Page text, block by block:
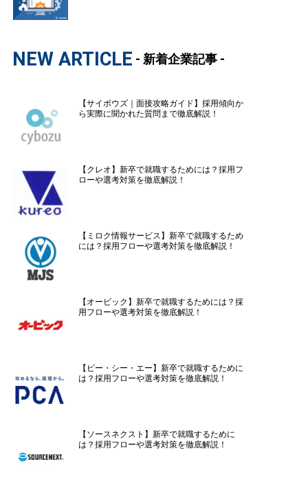
NEW ARTICLE - 新着企業記事 -
【サイボウズ｜面接攻略ガイド】採用傾向か
ら実際に聞かれた質問まで徹底解説！
【クレオ】新卒で就職するためには？採用フ
ローや選考対策を徹底解説！
【ミロク情報サービス】新卒で就職するため
には？採用フローや選考対策を徹底解説！
【オービック】新卒で就職するためには？採
用フローや選考対策を徹底解説！
【ピー・シー・エー】新卒で就職するために
は？採用フローや選考対策を徹底解説！
【ソースネクスト】新卒で就職するために
は？採用フローや選考対策を徹底解説！